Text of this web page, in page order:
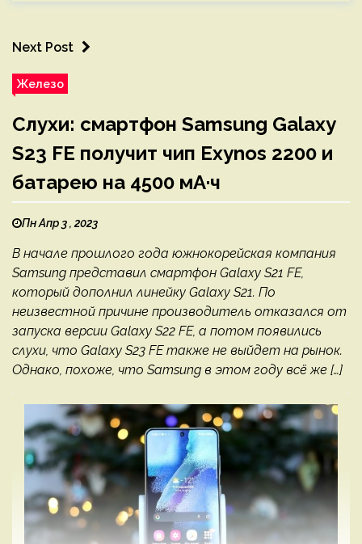
Next Post
Железо
Слухи: смартфон Samsung Galaxy
S23 FE получит чип Exynos 2200 и
батарею на 4500 мА·ч
Пн Апр 3 , 2023
В начале прошлого года южнокорейская компания
Samsung представил смартфон Galaxy S21 FE,
который дополнил линейку Galaxy S21. По
неизвестной причине производитель отказался от
запуска версии Galaxy S22 FE, а потом появились
слухи, что Galaxy S23 FE также не выйдет на рынок.
Однако, похоже, что Samsung в этом году всё же […]